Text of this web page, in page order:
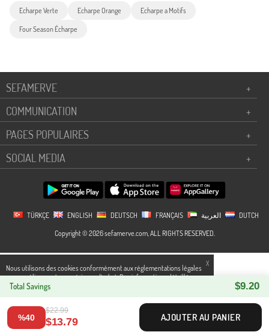
X
Nous utilisons des cookies conformément aux réglementations légales
pour améliorer votre expérience d`achat. Des informations détaillées
peuvent être consultées sur notre page,
Echarpe Verte Echarpe Orange Echarpe a Motifs
Four Season Écharpe
Total Savings $9.20
%40
$22.99
$13.79 AJOUTER AU PANIER
SEFAMERVE
+
COMMUNICATION
+
PAGES POPULAIRES
+
SOCIAL MEDIA
+
TÜRKÇE ENGLISH DEUTSCH FRANÇAIS
DUTCH
Copyright © 2026 sefamerve.com, ALL RIGHTS RESERVED.